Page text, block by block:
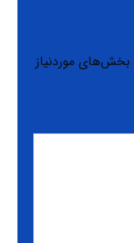
بخش‌های موردنیاز